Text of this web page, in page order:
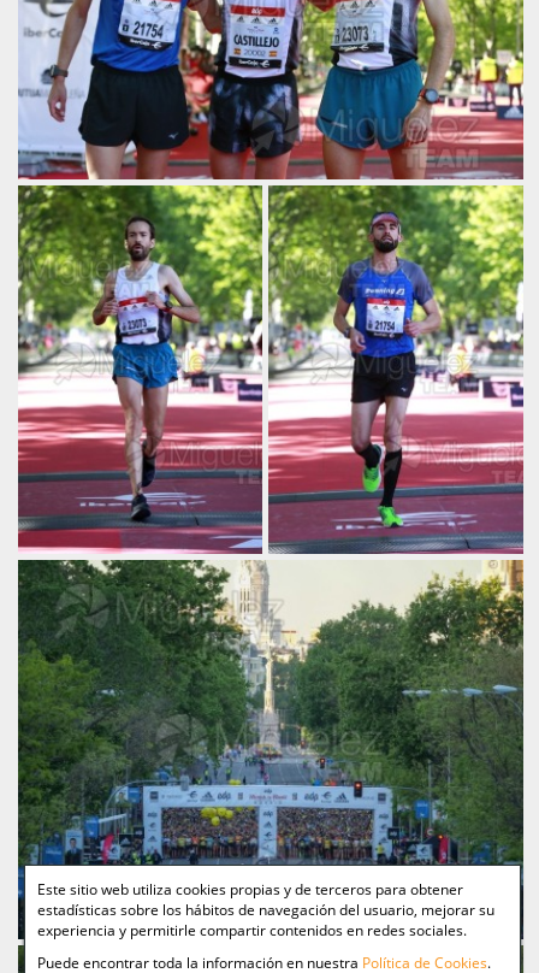
Este sitio web utiliza cookies propias y de terceros para obtener
estadísticas sobre los hábitos de navegación del usuario, mejorar su
experiencia y permitirle compartir contenidos en redes sociales.
Puede encontrar toda la información en nuestra Política de Cookies.